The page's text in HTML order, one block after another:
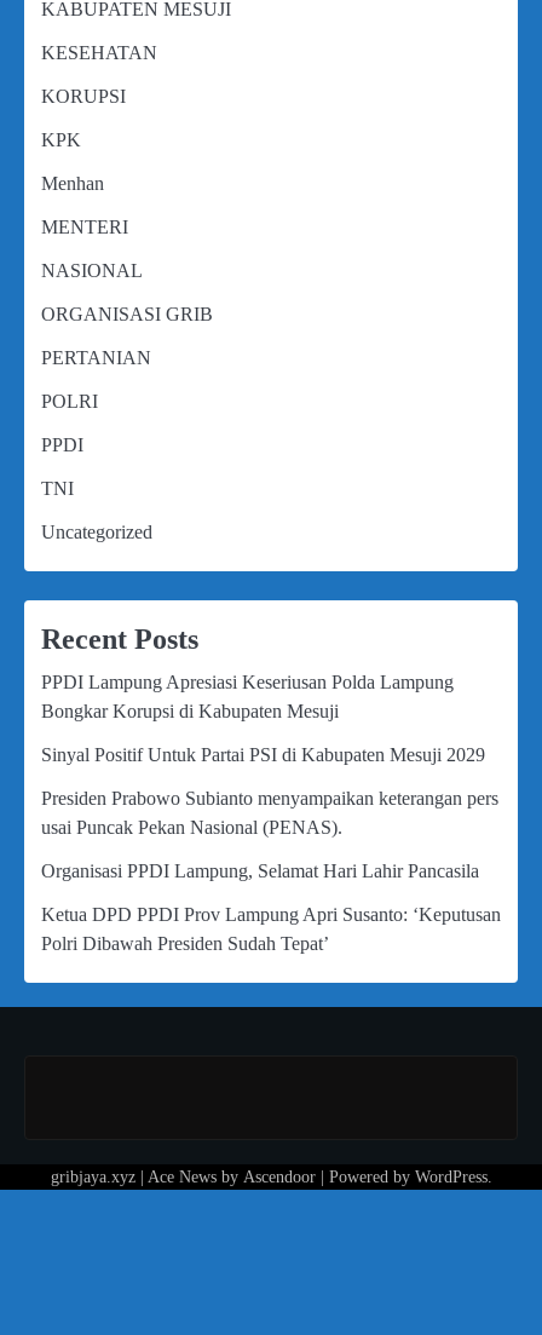
KABUPATEN MESUJI
KESEHATAN
KORUPSI
KPK
Menhan
MENTERI
NASIONAL
ORGANISASI GRIB
PERTANIAN
POLRI
PPDI
TNI
Uncategorized
Recent Posts
PPDI Lampung Apresiasi Keseriusan Polda Lampung
Bongkar Korupsi di Kabupaten Mesuji
Sinyal Positif Untuk Partai PSI di Kabupaten Mesuji 2029
Presiden Prabowo Subianto menyampaikan keterangan pers
usai Puncak Pekan Nasional (PENAS).
Organisasi PPDI Lampung, Selamat Hari Lahir Pancasila
Ketua DPD PPDI Prov Lampung Apri Susanto: ‘Keputusan
Polri Dibawah Presiden Sudah Tepat’
gribjaya.xyz | Ace News by Ascendoor| Powered by WordPress.